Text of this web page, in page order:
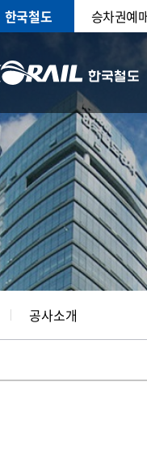
한국철도 승차권예
CEO
공사소개